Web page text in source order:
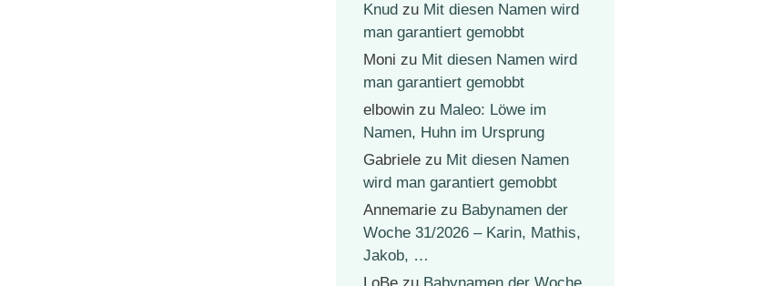
Knud zu Mit diesen Namen wird
man garantiert gemobbt
Moni zu Mit diesen Namen wird
man garantiert gemobbt
elbowin zu Maleo: Löwe im
Namen, Huhn im Ursprung
Gabriele zu Mit diesen Namen
wird man garantiert gemobbt
Annemarie zu Babynamen der
Woche 31/2026 – Karin, Mathis,
Jakob, …